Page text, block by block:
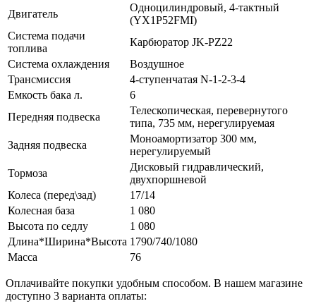
Двигатель
Одноцилиндровый, 4-тактный
(YX1P52FMI)
Система подачи
топлива
Карбюратор JK-PZ22
Система охлаждения
Воздушное
Трансмиссия
4-ступенчатая N-1-2-3-4
Емкость бака л.
6
Передняя подвеска
Телескопическая, перевернутого
типа, 735 мм, нерегулируемая
Задняя подвеска
Моноамортизатор 300 мм,
нерегулируемый
Тормоза
Дисковый гидравлический,
двухпоршневой
Колеса (перед\зад)
17/14
Колесная база
1 080
Высота по седлу
1 080
Длина*Ширина*Высота 1790/740/1080
Масса
76
Оплачивайте покупки удобным способом. В нашем магазине
доступно 3 варианта оплаты: